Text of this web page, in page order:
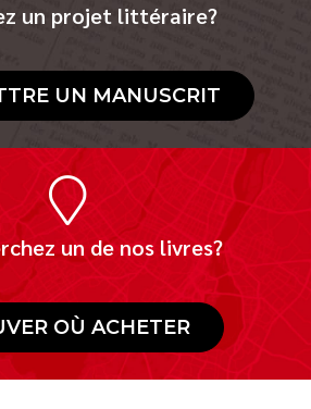
un projet littéraire?
UN MANUSCRIT
un de nos livres?
OÙ ACHETER